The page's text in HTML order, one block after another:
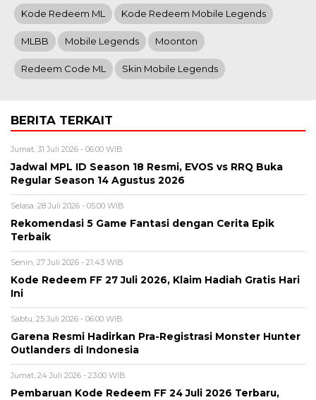
Kode Redeem ML Kode Redeem Mobile Legends
MLBB Mobile Legends Moonton
Redeem Code ML Skin Mobile Legends
BERITA TERKAIT
Jumat, 31 Juli 2026 - 06:00 WIB
Jadwal MPL ID Season 18 Resmi, EVOS vs RRQ Buka
Regular Season 14 Agustus 2026
Selasa, 28 Juli 2026 - 05:00 WIB
Rekomendasi 5 Game Fantasi dengan Cerita Epik
Terbaik
Senin, 27 Juli 2026 - 21:43 WIB
Kode Redeem FF 27 Juli 2026, Klaim Hadiah Gratis Hari
Ini
Sabtu, 25 Juli 2026 - 06:00 WIB
Garena Resmi Hadirkan Pra-Registrasi Monster Hunter
Outlanders di Indonesia
Jumat, 24 Juli 2026 - 23:00 WIB
Pembaruan Kode Redeem FF 24 Juli 2026 Terbaru,